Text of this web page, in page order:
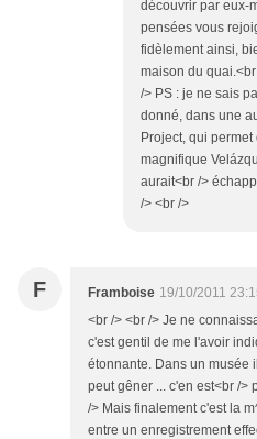
découvrir par eux-
pensées vous
fidèlement ainsi,
maison du
/> PS : je ne sais
donné, dans une
Project, qui
magnifique
aurait<br />
/> <br />
F Framboise 19/10/2011
<br /> <br /> Je ne
c'est gentil de me l'avoir
étonnante. Dans un musée
peut gêner ... c'en est<br />
/> Mais finalement c'est la
entre un enregistrement